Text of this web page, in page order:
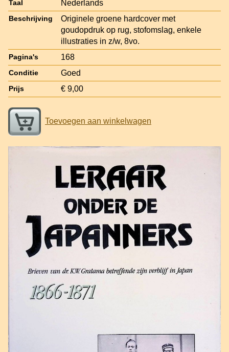
Taal Nederlands
Beschrijving
Originele groene hardcover met
goudopdruk op rug, stofomslag, enkele
illustraties in z/w, 8vo.
Pagina's 168
Conditie Goed
Prijs € 9,00
Toevoegen aan winkelwagen